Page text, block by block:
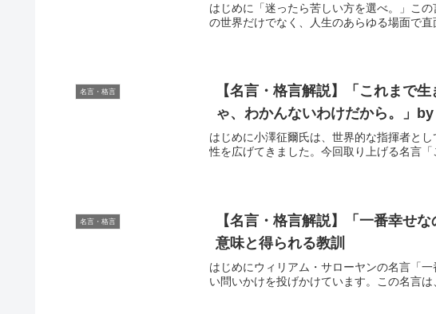
はじめに「迷ったら苦しい方を選べ。」こ
の世界だけでなく、人生のあらゆる場面で
名言・格言
【名言・格言解説】「これまで
ゃ、わかんないわけだから。」
はじめに小澤征爾氏は、世界的な指揮者と
性を広げてきました。今回取り上げる名言
名言・格言
【名言・格言解説】「一番幸せ
意味と得られる教訓
はじめにウィリアム・サローヤンの名言「
い問いかけを投げかけています。この名言